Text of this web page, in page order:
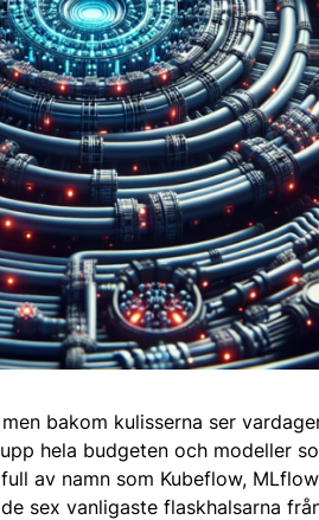
bakom kulisserna ser
hela budgeten och modeller
av namn som Kubeflow,
sex vanligaste flaskhalsarna